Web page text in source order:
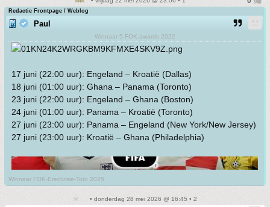
Redactie Frontpage / Weblog
Paul
Winnaar 5 FOK-awards 2022
17 juni (22:00 uur): Engeland – Kroatië (Dallas)
18 juni (01:00 uur): Ghana – Panama (Toronto)
23 juni (22:00 uur): Engeland – Ghana (Boston)
24 juni (01:00 uur): Panama – Kroatië (Toronto)
27 juni (23:00 uur): Panama – Engeland (New York/New Jersey)
27 juni (23:00 uur): Kroatië – Ghana (Philadelphia)
Winnaar FOK-Eredivisie-Toto 2025
• donderdag 28 mei 2026 @ 16:45 • 2